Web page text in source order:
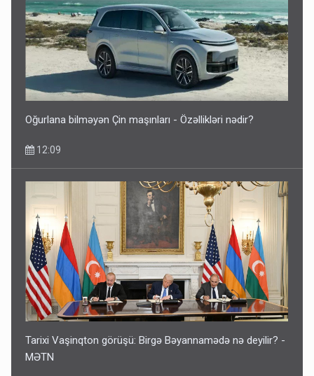
Oğurlana bilməyən Çin maşınları - Özəllikləri nədir?
12:09
Tarixi Vaşinqton görüşü: Birgə Bəyannamədə nə deyilir? -
MƏTN